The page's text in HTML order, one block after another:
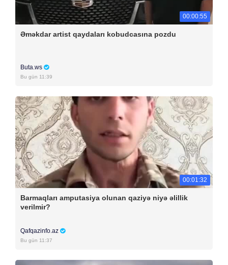
00:00:55
Əməkdar artist qaydaları kobudcasına pozdu
Buta.ws
Bu gün 11:39
00:01:32
Barmaqları amputasiya olunan qaziyə niyə əlillik
verilmir?
Qafqazinfo.az
Bu gün 11:37